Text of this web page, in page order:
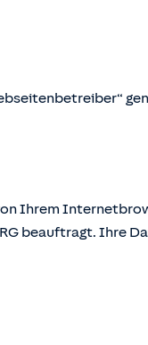
Ihrem
beauftragt. Ihre